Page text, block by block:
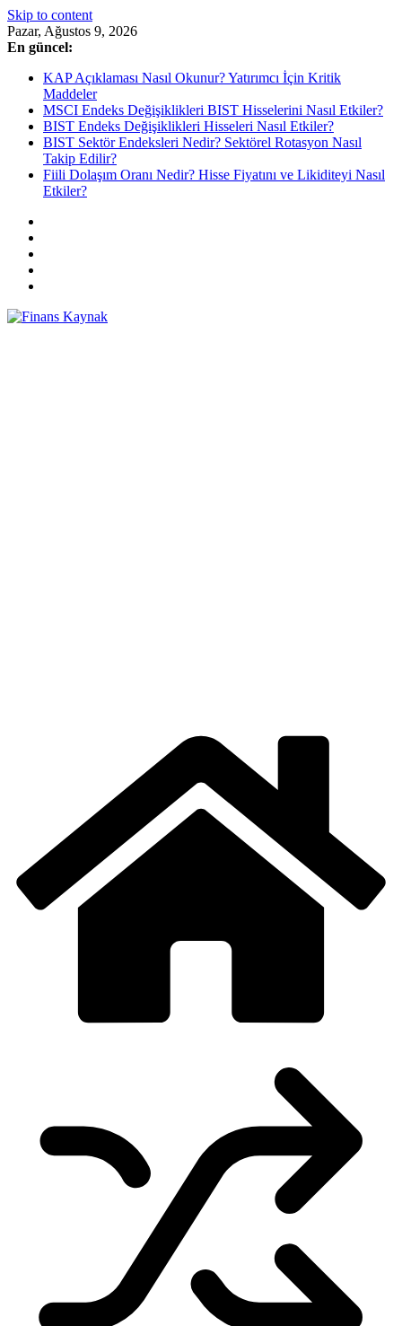
Skip to content
Pazar, Ağustos 9, 2026
En güncel:
KAP Açıklaması Nasıl Okunur? Yatırımcı İçin Kritik
Maddeler
MSCI Endeks Değişiklikleri BIST Hisselerini Nasıl Etkiler?
BIST Endeks Değişiklikleri Hisseleri Nasıl Etkiler?
BIST Sektör Endeksleri Nedir? Sektörel Rotasyon Nasıl
Takip Edilir?
Fiili Dolaşım Oranı Nedir? Hisse Fiyatını ve Likiditeyi Nasıl
Etkiler?